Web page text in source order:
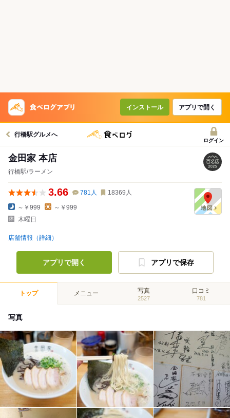
インストール アプリで開く
行橋駅グルメへ
ログイン
金田家 本店
行橋駅/ラーメン
3.66 781 人 18369 人
～￥999
～￥999
木曜日
店舗情報（詳細）
アプリで開く アプリで保存
トップ メニュー 写真
2527
口コミ
781
写真